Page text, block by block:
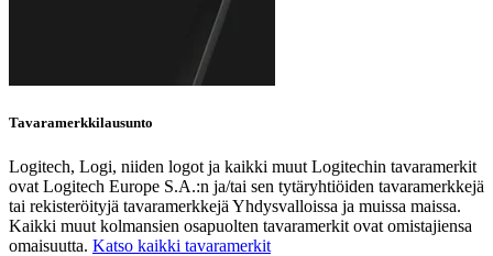
Tavaramerkkilausunto
Logitech, Logi, niiden logot ja kaikki muut Logitechin tavaramerkit
ovat Logitech Europe S.A.:n ja/tai sen tytäryhtiöiden tavaramerkkejä
tai rekisteröityjä tavaramerkkejä Yhdysvalloissa ja muissa maissa.
Kaikki muut kolmansien osapuolten tavaramerkit ovat omistajiensa
omaisuutta. Katso kaikki tavaramerkit